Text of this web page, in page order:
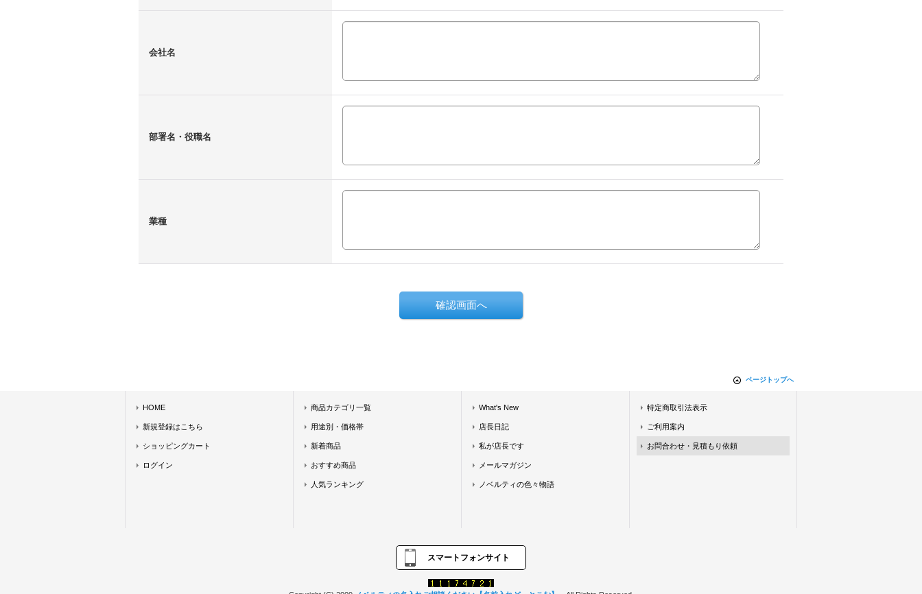
会社名
部署名・役職名
業種
ページトップへ
HOME
新規登録はこちら
ショッピングカート
ログイン
商品カテゴリ一覧
用途別・価格帯
新着商品
おすすめ商品
人気ランキング
What's New
店長日記
私が店長です
メールマガジン
ノベルティの色々物語
特定商取引法表示
ご利用案内
お問合わせ・見積もり依頼
スマートフォンサイト